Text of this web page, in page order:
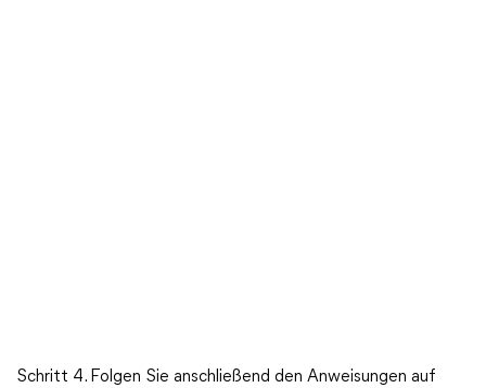
Schritt 4. Folgen Sie anschließend den Anweisungen auf